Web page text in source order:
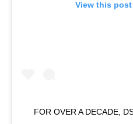
View this
FOR OVER A DECADE,